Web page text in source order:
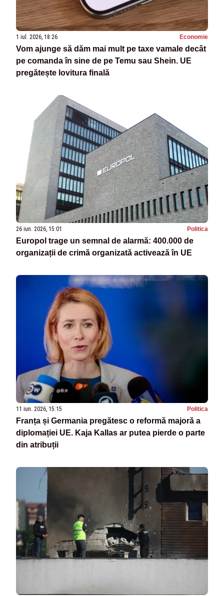
1 iul. 2026, 18:26 Economie
Vom ajunge să dăm mai mult pe taxe vamale decât
pe comanda în sine de pe Temu sau Shein. UE
pregătește lovitura finală
26 iun. 2026, 15:01 Politica
Europol trage un semnal de alarmă: 400.000 de
organizații de crimă organizată activează în UE
11 iun. 2026, 15:15 Politica
Franța și Germania pregătesc o reformă majoră a
diplomației UE. Kaja Kallas ar putea pierde o parte
din atribuții